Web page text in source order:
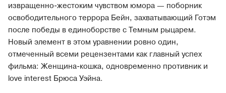
извращенно-жестоким чувством юмора — поборник
освободительного террора Бейн, захватывающий Готэм
после победы в единоборстве с Темным рыцарем.
Новый элемент в этом уравнении ровно один,
отмеченный всеми рецензентами как главный успех
фильма: Женщина-кошка, одновременно противник и
love interest Брюса Уэйна.